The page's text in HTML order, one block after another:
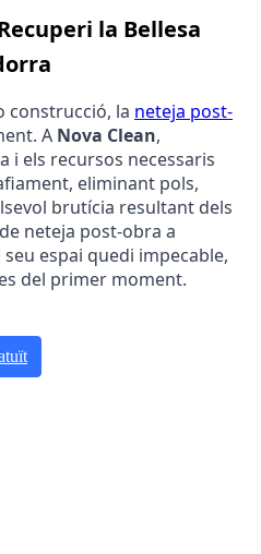
la Bellesa
construcció, la neteja post-
A Nova Clean,
i els recursos necessaris
eliminant pols,
brutícia resultant dels
neteja post-obra a
espai quedi impecable,
del primer moment.